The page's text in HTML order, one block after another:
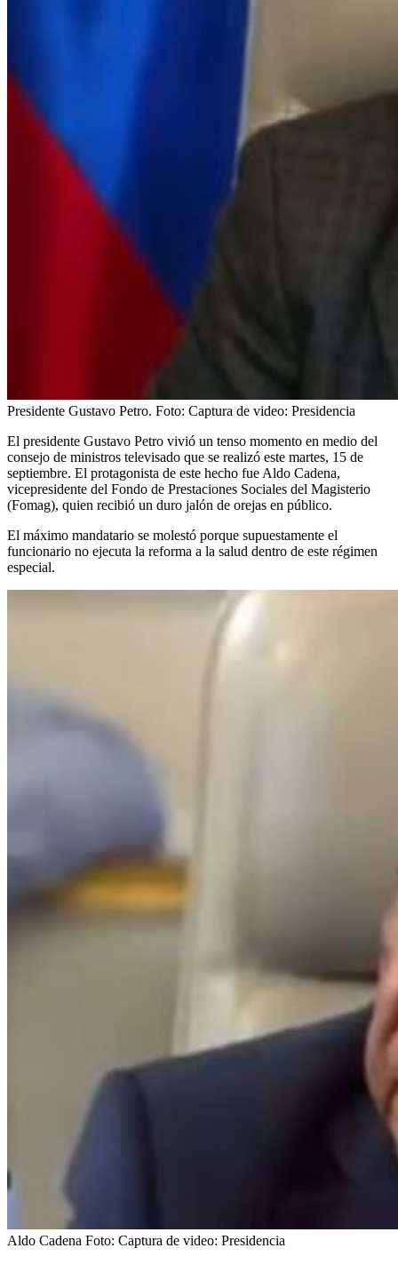
Presidente Gustavo Petro. Foto: Captura de video: Presidencia
El presidente Gustavo Petro vivió un tenso momento en medio del
consejo de ministros televisado que se realizó este martes, 15 de
septiembre. El protagonista de este hecho fue Aldo Cadena,
vicepresidente del Fondo de Prestaciones Sociales del Magisterio
(Fomag), quien recibió un duro jalón de orejas en público.
El máximo mandatario se molestó porque supuestamente el
funcionario no ejecuta la reforma a la salud dentro de este régimen
especial.
Aldo Cadena Foto: Captura de video: Presidencia